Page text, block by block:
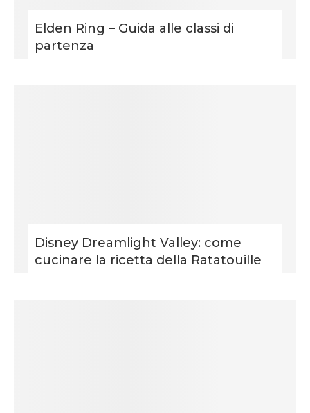
Elden Ring – Guida alle classi di
partenza
Disney Dreamlight Valley: come
cucinare la ricetta della Ratatouille